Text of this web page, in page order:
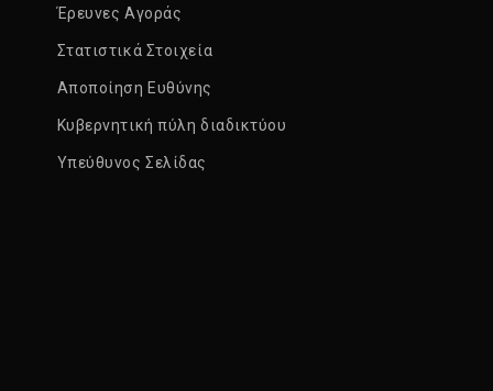
Έρευνες Αγοράς
Στατιστικά Στοιχεία
Αποποίηση Ευθύνης
Κυβερνητική πύλη διαδικτύου
Υπεύθυνος Σελίδας